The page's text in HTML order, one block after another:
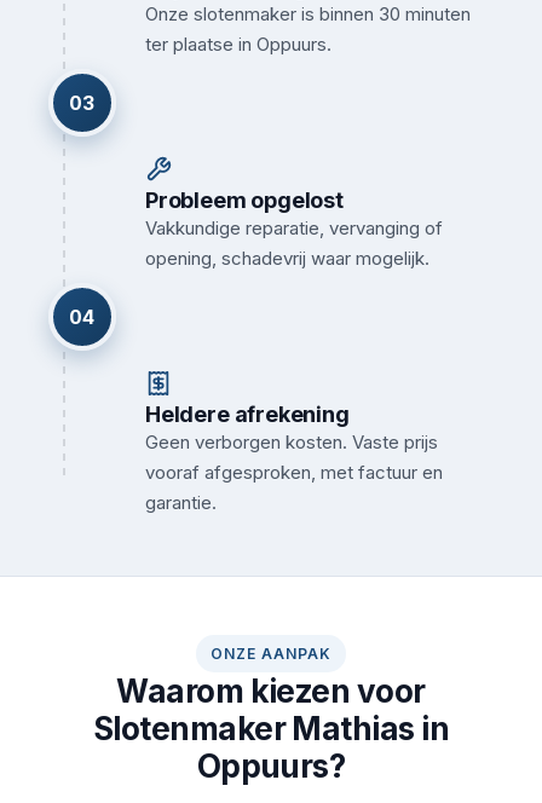
Onze slotenmaker is binnen 30 minuten
ter plaatse in Oppuurs.
03
Probleem opgelost
Vakkundige reparatie, vervanging of
opening, schadevrij waar mogelijk.
04
Heldere afrekening
Geen verborgen kosten. Vaste prijs
vooraf afgesproken, met factuur en
garantie.
ONZE AANPAK
Waarom kiezen voor
Slotenmaker Mathias in
Oppuurs?